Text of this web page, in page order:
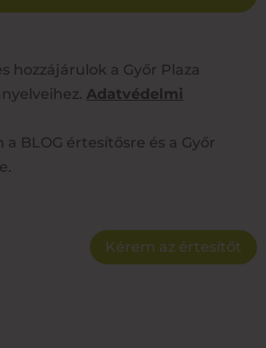
hozzájárulok a Győr Plaza
Adatvédelmi
a BLOG értesítősre és a Győr
Kérem az értesítőt